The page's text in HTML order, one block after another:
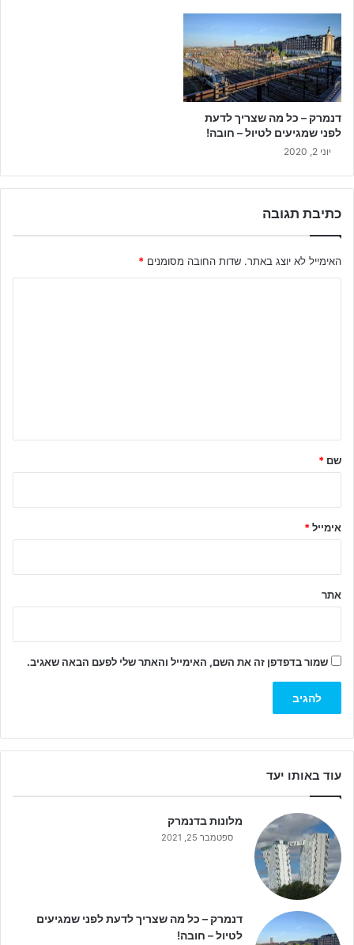
דנמרק – כל מה שצריך לדעת
לפני שמגיעים לטיול – חובה!
יוני 2, 2020
כתיבת תגובה
האימייל לא יוצג באתר. שדות החובה מסומנים *
ל
שם *
אימייל*
אתר
שמור בדפדפן זה את השם, האימייל והאתר שלי לפעם הבאה שאגיב.
עוד באותו יעד
מלונות בדנמרק
ספטמבר 25, 2021
דנמרק – כל מה שצריך לדעת לפני שמגיעים
לטיול – חובה!